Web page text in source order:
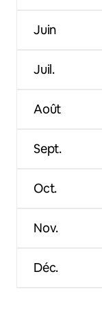
Juin
Juil.
Août
Sept.
Oct.
Nov.
Déc.